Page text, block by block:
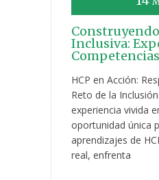
Inclusiva:
HCP en Acción:
Reto de la
experiencia vivida
oportunidad única
aprendizajes de
real, enfrenta